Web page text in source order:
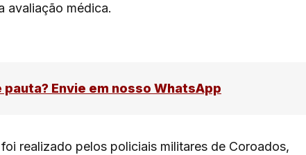
avaliação médica.
pauta? Envie em nosso WhatsApp
realizado pelos policiais militares de Coroados,